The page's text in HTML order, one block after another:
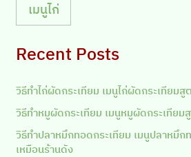
เมนูไก่
Recent Posts
วิธีทำไก่ผัดกระเทียม เมนูไก่ผัดกระเทียม
วิธีทำหมูผัดกระเทียม เมนูหมูผัดกระเทียม
วิธีทำปลาหมึกทอดกระเทียม เมนูปลาหมึก
เหมือนร้านดัง